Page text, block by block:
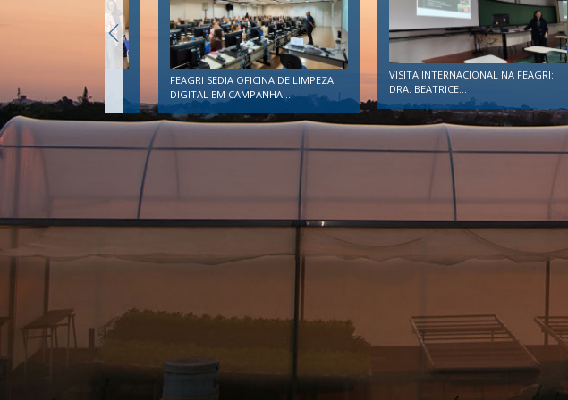
DO PLANES
FEAGRI SEDIA OFICINA DE LIMPEZA
DIGITAL EM CAMPANHA...
VISITA INTERNACIONAL NA FEAGRI:
DRA. BEATRICE...